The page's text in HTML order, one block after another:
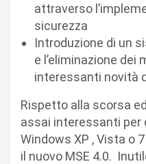
attraverso
sicurezza
Introduzione di un
e l’eliminazione dei
interessanti novità
Rispetto alla scorsa
assai interessanti per
Windows XP , Vista o
il nuovo MSE 4.0.